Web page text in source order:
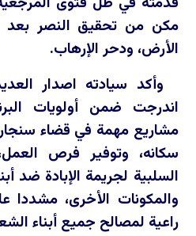
مكن من تحقيق النصر بعد
الأرض، ودحر الإرهاب.
وأكد سيادته اصدار
اندرجت ضمن أولويات
مشاريع مهمة في قضاء
سكانه، وتوفير فرص العمل،
السلبية لجريمة الإبادة ضد
والمكونات الأخرى، مشددا
راعية لمصالح جميع أبناء